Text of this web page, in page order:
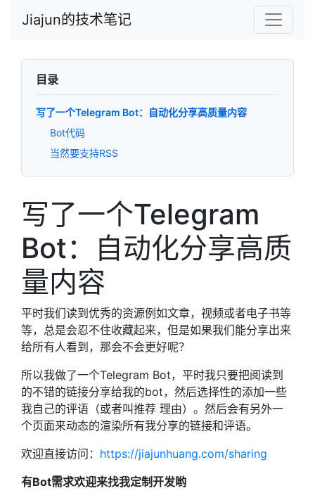
Jiajun的技术笔记
目录
写了一个Telegram Bot：自动化分享高质量内容
Bot代码
当然要支持RSS
写了一个Telegram
Bot：自动化分享高质
量内容
平时我们读到优秀的资源例如文章，视频或者电子书等
等，总是会忍不住收藏起来，但是如果我们能分享出来
给所有人看到，那会不会更好呢？
所以我做了一个Telegram Bot，平时我只要把阅读到
的不错的链接分享给我的bot，然后选择性的添加一些
我自己的评语（或者叫推荐 理由）。然后会有另外一
个页面来动态的渲染所有我分享的链接和评语。
欢迎直接访问： https://jiajunhuang.com/sharing
有Bot需求欢迎来找我定制开发哟